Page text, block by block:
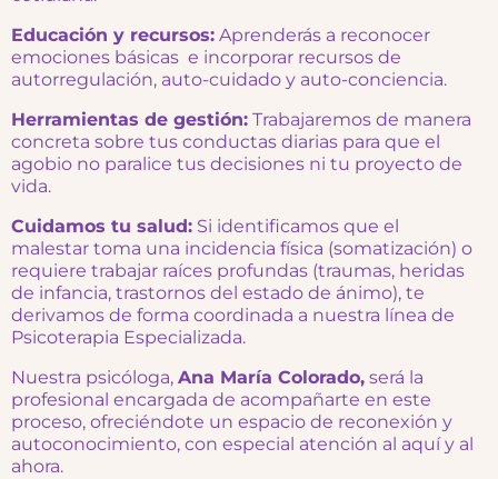
Educación y recursos: Aprenderás a reconocer
emociones básicas e incorporar recursos de
autorregulación, auto-cuidado y auto-conciencia.
Herramientas de gestión: Trabajaremos de manera
concreta sobre tus conductas diarias para que el
agobio no paralice tus decisiones ni tu proyecto de
vida.
Cuidamos tu salud: Si identificamos que el
malestar toma una incidencia física (somatización) o
requiere trabajar raíces profundas (traumas, heridas
de infancia, trastornos del estado de ánimo), te
derivamos de forma coordinada a nuestra línea de
Psicoterapia Especializada.
Nuestra psicóloga, Ana María Colorado, será la
profesional encargada de acompañarte en este
proceso, ofreciéndote un espacio de reconexión y
autoconocimiento, con especial atención al aquí y al
ahora.